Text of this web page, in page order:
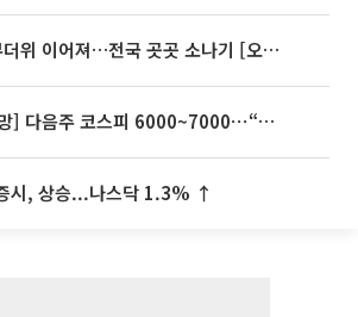
35도 안팎 무더위 이어져…전국 곳곳 소나기 [오늘 날씨]
[주간증시전망] 다음주 코스피 6000~7000⋯“外人 수급은 정책이 변수”
시, 상승...나스닥 1.3% ↑